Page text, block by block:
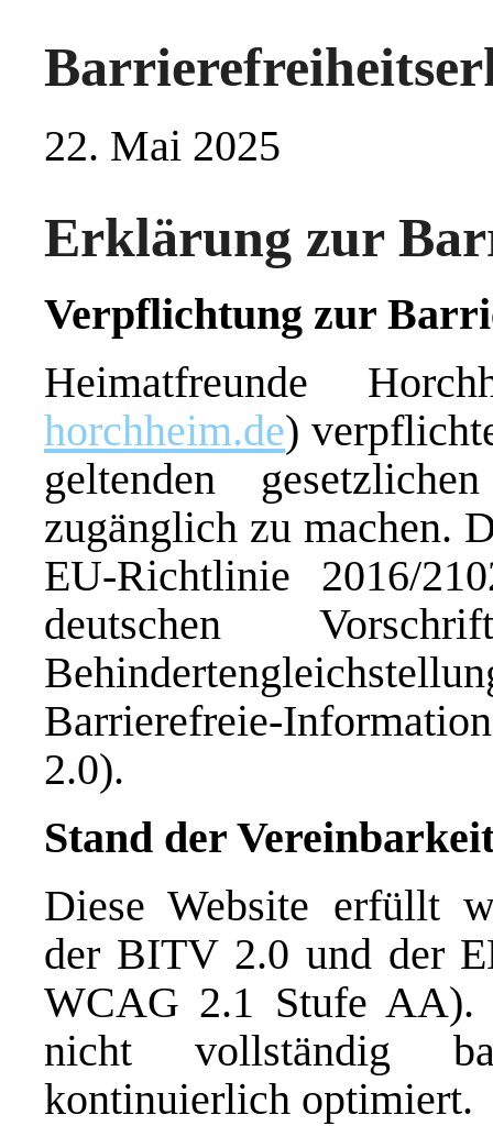
22. Mai 2025
Erklärung zur
Verpflichtung zur
Heimatfreunde
horchheim.de)
geltenden
zugänglich zu machen.
EU-Richtlinie 2016/
deutschen
Barrierefreie-
2.0).
Stand der
Diese Website erfüllt
der BITV 2.0 und der
WCAG 2.1 Stufe AA).
nicht vollständig
kontinuierlich optimiert.